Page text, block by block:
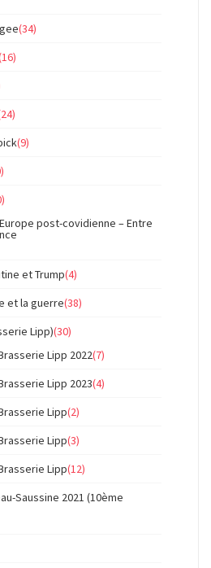
(34)
(9)
post-covidienne – Entre
et Trump(4)
et la guerre(38)
Lipp)(30)
Lipp 2022(7)
Lipp 2023(4)
Lipp(2)
Lipp(3)
Lipp(12)
Saussine 2021 (10ème